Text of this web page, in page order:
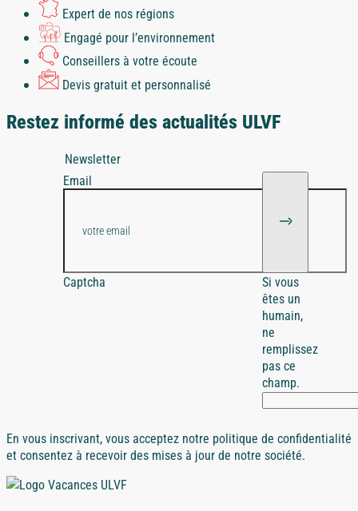
Expert de nos régions
Engagé pour l’environnement
Conseillers à votre écoute
Devis gratuit et personnalisé
Restez informé des actualités ULVF
Newsletter
Email
Captcha
Si vous
êtes un
humain,
ne
remplissez
pas ce
champ.
En vous inscrivant, vous acceptez notre politique de confidentialité
et consentez à recevoir des mises à jour de notre société.